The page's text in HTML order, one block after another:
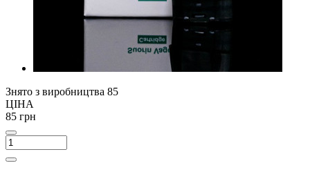
Знято з виробництва 85
ЦІНА
85 грн